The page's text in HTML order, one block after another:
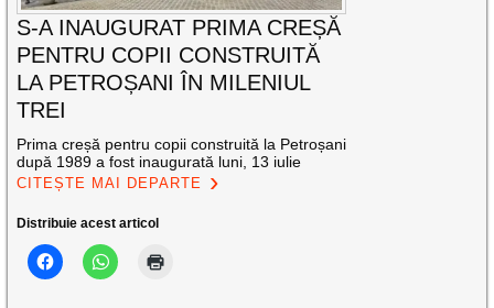
S-A INAUGURAT PRIMA CREȘĂ
PENTRU COPII CONSTRUITĂ
LA PETROȘANI ÎN MILENIUL
TREI
Prima creșă pentru copii construită la Petroșani
după 1989 a fost inaugurată luni, 13 iulie
CITEȘTE MAI DEPARTE
Distribuie acest articol